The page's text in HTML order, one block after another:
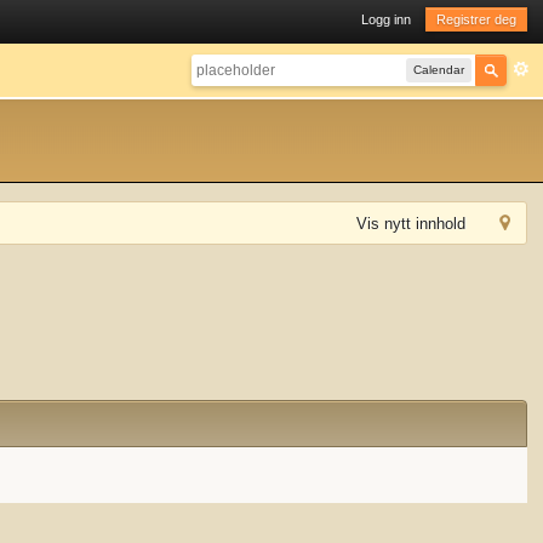
Logg inn Registrer deg
Calendar
Vis nytt innhold